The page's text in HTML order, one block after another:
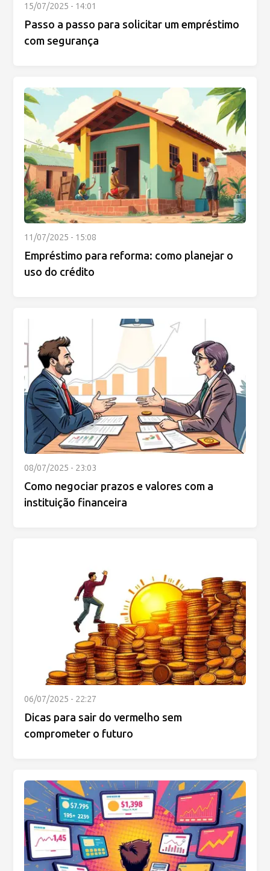
15/07/2025 - 14:01
Passo a passo para solicitar um empréstimo
com segurança
11/07/2025 - 15:08
Empréstimo para reforma: como planejar o
uso do crédito
08/07/2025 - 23:03
Como negociar prazos e valores com a
instituição financeira
06/07/2025 - 22:27
Dicas para sair do vermelho sem
comprometer o futuro